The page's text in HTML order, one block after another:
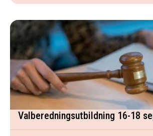
Valberedningsutbildning 16-18